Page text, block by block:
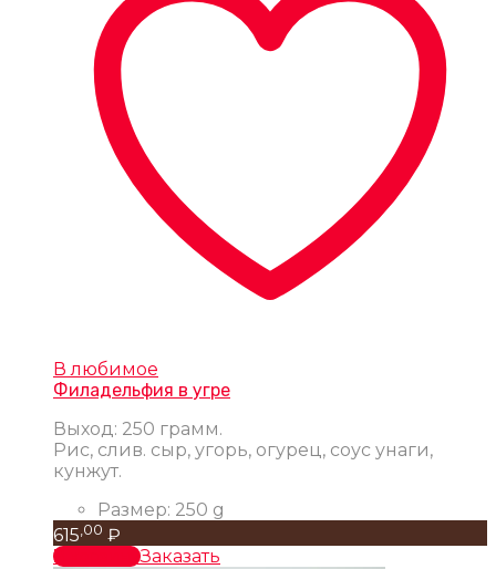
В любимое
Филадельфия в угре
Выход: 250 грамм.
Рис, слив. сыр, угорь, огурец, соус унаги,
кунжут.
Размер: 250 g
615 ,00 ₽
В корзинуЗаказать